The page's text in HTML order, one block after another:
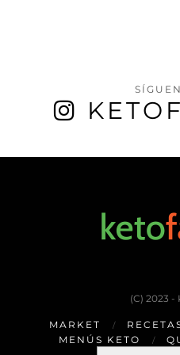
(C) 2023 -
MARKET
MENÚS KETO
Buscar: